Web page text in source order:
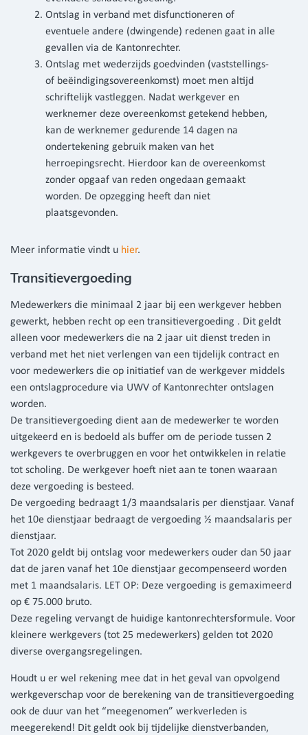
Ontslag in verband met disfunctioneren of
eventuele andere (dwingende) redenen gaat in alle
gevallen via de Kantonrechter.
Ontslag met wederzijds goedvinden (vaststellings-
of beëindigingsovereenkomst) moet men altijd
schriftelijk vastleggen. Nadat werkgever en
werknemer deze overeenkomst getekend hebben,
kan de werknemer gedurende 14 dagen na
ondertekening gebruik maken van het
herroepingsrecht. Hierdoor kan de overeenkomst
zonder opgaaf van reden ongedaan gemaakt
worden. De opzegging heeft dan niet
plaatsgevonden.
Meer informatie vindt u hier.
Transitievergoeding
Medewerkers die minimaal 2 jaar bij een werkgever hebben
gewerkt, hebben recht op een transitievergoeding . Dit geldt
alleen voor medewerkers die na 2 jaar uit dienst treden in
verband met het niet verlengen van een tijdelijk contract en
voor medewerkers die op initiatief van de werkgever middels
een ontslagprocedure via UWV of Kantonrechter ontslagen
worden.
De transitievergoeding dient aan de medewerker te worden
uitgekeerd en is bedoeld als buffer om de periode tussen 2
werkgevers te overbruggen en voor het ontwikkelen in relatie
tot scholing. De werkgever hoeft niet aan te tonen waaraan
deze vergoeding is besteed.
De vergoeding bedraagt 1/3 maandsalaris per dienstjaar. Vanaf
het 10e dienstjaar bedraagt de vergoeding ½ maandsalaris per
dienstjaar.
Tot 2020 geldt bij ontslag voor medewerkers ouder dan 50 jaar
dat de jaren vanaf het 10e dienstjaar gecompenseerd worden
met 1 maandsalaris. LET OP: Deze vergoeding is gemaximeerd
op € 75.000 bruto.
Deze regeling vervangt de huidige kantonrechtersformule. Voor
kleinere werkgevers (tot 25 medewerkers) gelden tot 2020
diverse overgangsregelingen.
Houdt u er wel rekening mee dat in het geval van opvolgend
werkgeverschap voor de berekening van de transitievergoeding
ook de duur van het “meegenomen” werkverleden is
meegerekend! Dit geldt ook bij tijdelijke dienstverbanden,